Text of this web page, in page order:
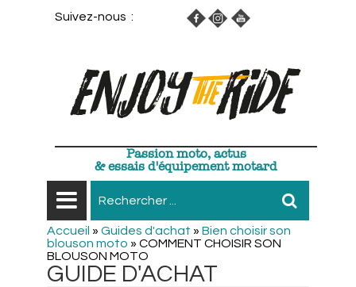
Suivez-nous :
Passion moto, actus
& essais d'équipement motard
Accueil » Guides d'achat » Bien choisir son
blouson moto » COMMENT CHOISIR SON
BLOUSON MOTO
GUIDE D'ACHAT